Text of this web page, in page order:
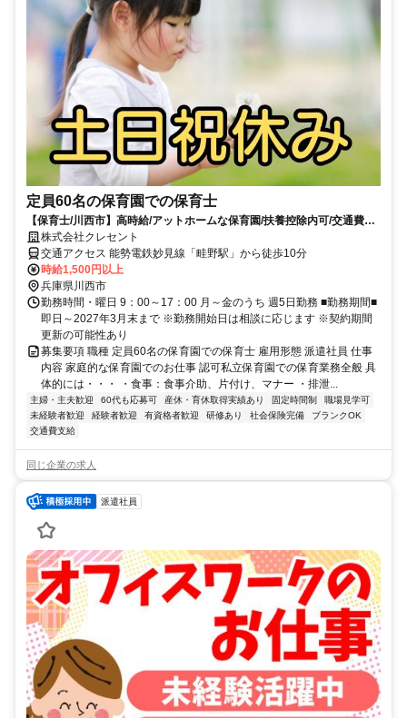
定員60名の保育園での保育士
【保育士/川西市】高時給/アットホームな保育園/扶養控除内可/交通費支
給/車通勤可/
株式会社クレセント
交通アクセス 能勢電鉄妙見線「畦野駅」から徒歩10分
時給1,500円以上
兵庫県川西市
勤務時間・曜日 9：00～17：00 月～金のうち 週5日勤務 ■勤務期間■
即日～2027年3月末まで ※勤務開始日は相談に応じます ※契約期間
更新の可能性あり
募集要項 職種 定員60名の保育園での保育士 雇用形態 派遣社員 仕事
内容 家庭的な保育園でのお仕事 認可私立保育園での保育業務全般 具
体的には・・・ ・食事：食事介助、片付け、マナー ・排泄...
主婦・主夫歓迎 60代も応募可 産休・育休取得実績あり 固定時間制
職場見学可
未経験者歓迎
経験者歓迎 有資格者歓迎 研修あり 社会保険完備
ブランクOK
交通費支給
同じ企業の求人
派遣社員